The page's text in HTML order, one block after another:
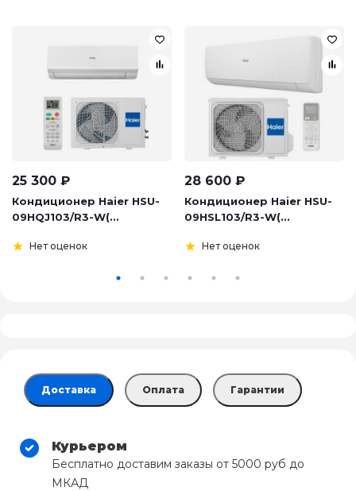
25 300 ₽
Кондиционер Haier HSU-
09HQJ103/R3-W(...
Нет оценок
28 600 ₽
Кондиционер Haier HSU-
09HSL103/R3-W(...
Нет оценок
Доставка Оплата Гарантии
Курьером
Бесплатно доставим заказы от 5000 руб до
МКАД